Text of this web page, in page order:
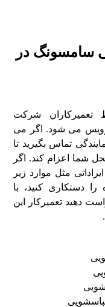
سامسونگ در
تعمیرکاران شرکت
می شود. اگر می
تماس بگیرید تا
شما اعزام کند. اگر
مثل موارد زیر
دستکاری کنید، با
دهید تعمیرکار این